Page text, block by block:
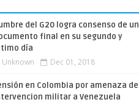
del G20 logra consenso de un
final en su segundo y
día
Unknown Dec 01, 2018
en Colombia por amenaza de
militar a Venezuela